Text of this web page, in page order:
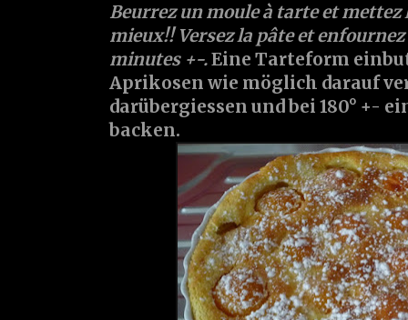
Beurrez un moule à tarte et mettez
mieux!! Versez la pâte et
minutes +-.Eine Tarteform
Aprikosen wie möglich darauf
darübergiessen und bei 180° +-
backen.